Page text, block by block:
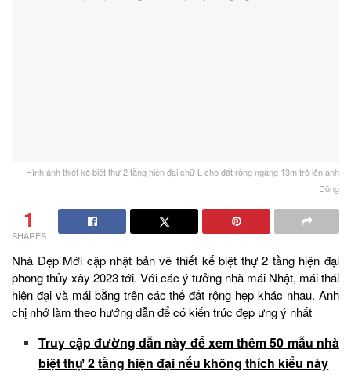
Hình ảnh thiết kế biệt thự 2 tầng hiện đại chữ L cho đất rộng ngang 13m trở lên anh
Dũng
1
SHARES
Nhà Đẹp Mới cập nhật bản vẽ thiết kế biệt thự 2 tầng hiện đại
phong thủy xây 2023 tới. Với các ý tưởng nhà mái Nhật, mái thái
hiện đại và mái bằng trên các thế đất rộng hẹp khác nhau. Anh
chị nhớ làm theo hướng dẫn để có kiến trúc đẹp ưng ý nhất
Truy cập đường dẫn này để xem thêm 50 mẫu nhà
biệt thự 2 tầng hiện đại nếu không thích kiểu này